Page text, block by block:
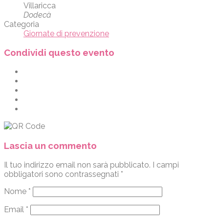
Villaricca
Dodecà
Categoria
Giornate di prevenzione
Condividi questo evento
Lascia un commento
Il tuo indirizzo email non sarà pubblicato. I campi
obbligatori sono contrassegnati *
Nome *
Email *